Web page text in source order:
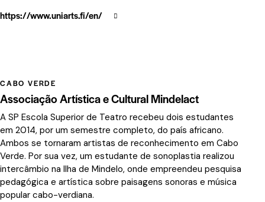
https://www.uniarts.fi/en/
CABO VERDE
Associação Artística e Cultural Mindelact
A SP Escola Superior de Teatro recebeu dois estudantes
em 2014, por um semestre completo, do país africano.
Ambos se tornaram artistas de reconhecimento em Cabo
Verde. Por sua vez, um estudante de sonoplastia realizou
intercâmbio na Ilha de Mindelo, onde empreendeu pesquisa
pedagógica e artística sobre paisagens sonoras e música
popular cabo-verdiana.